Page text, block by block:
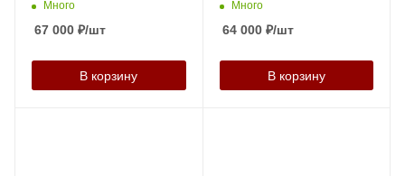
Много
67 000 ₽/шт
В корзину
Много
64 000₽/шт
В корзину